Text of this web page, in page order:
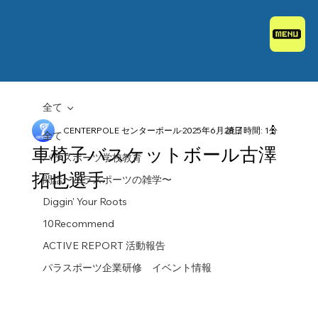
全て
パラスポーツ学校教育
閑話〜パラスポーツの雑学〜
Diggin' Your Roots
10Recommend
ACTIVE REPORT 活動報告
パラスポーツ企業研修 イベント情報
全て
車椅子バスケットボール古澤
拓也選手
CENTERPOLE センターポール2025年6月28日読了時間: 1分